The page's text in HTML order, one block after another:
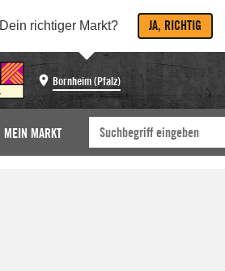
Dein richtiger Markt? JA, RICHTIG
Bornheim (Pfalz)
MEIN MARKT